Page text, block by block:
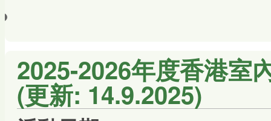
2025-2026年度香港室
(更新: 14.9.2025)